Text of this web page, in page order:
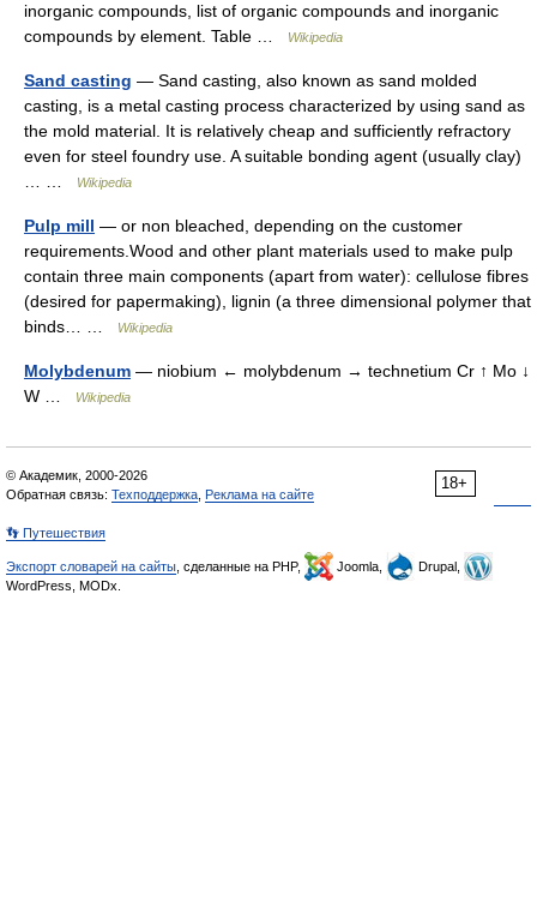
inorganic compounds, list of organic compounds and inorganic
compounds by element. Table …
Wikipedia
Sand casting — Sand casting, also known as sand molded
casting, is a metal casting process characterized by using sand as
the mold material. It is relatively cheap and sufficiently refractory
even for steel foundry use. A suitable bonding agent (usually clay)
Wikipedia
Pulp mill — or non bleached, depending on the customer
requirements.Wood and other plant materials used to make pulp
contain three main components (apart from water): cellulose fibres
(desired for papermaking), lignin (a three dimensional polymer that
binds… …
Wikipedia
Molybdenum — niobium ← molybdenum → technetium Cr ↑ Mo ↓
W …
Wikipedia
18+
© Академик, 2000-2026
Обратная связь: Техподдержка Реклама на сайте
👣 Путешествия
Экспорт словарей на сайты , сделанные на PHP, Joomla,
Drupal,
WordPress, MODx.